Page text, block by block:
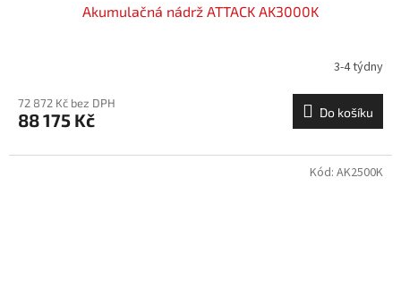
Akumulačná nádrž ATTACK AK3000K
3-4 týdny
72 872 Kč bez DPH
88 175 Kč Do košíku
Kód: AK2500K